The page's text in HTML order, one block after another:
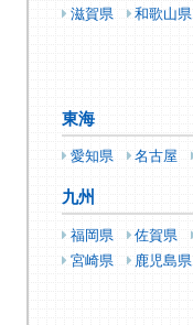
滋賀県
和歌山県
東海
愛知県 名古屋
九州
福岡県 佐賀県
宮崎県
鹿児島県